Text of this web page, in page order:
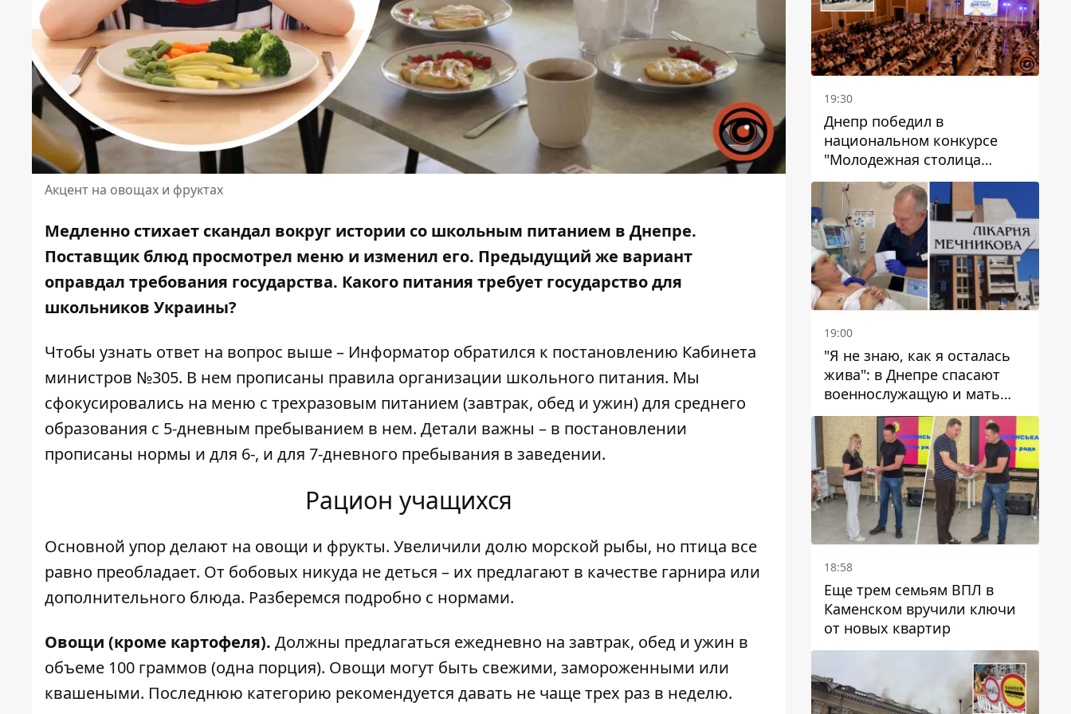
Акцент на овощах и фруктах
Медленно стихает скандал вокруг истории со школьным питанием в Днепре.
Поставщик блюд просмотрел меню и изменил его. Предыдущий же вариант
оправдал требования государства. Какого питания требует государство для
школьников Украины?
Чтобы узнать ответ на вопрос выше – Информатор обратился к постановлению Кабинета
министров №305. В нем прописаны правила организации школьного питания. Мы
сфокусировались на меню с трехразовым питанием (завтрак, обед и ужин) для среднего
образования с 5-дневным пребыванием в нем. Детали важны – в постановлении
прописаны нормы и для 6-, и для 7-дневного пребывания в заведении.
Рацион учащихся
Основной упор делают на овощи и фрукты. Увеличили долю морской рыбы, но птица все
равно преобладает. От бобовых никуда не деться – их предлагают в качестве гарнира или
дополнительного блюда. Разберемся подробно с нормами.
Овощи (кроме картофеля). Должны предлагаться ежедневно на завтрак, обед и ужин в
объеме 100 граммов (одна порция). Овощи могут быть свежими, замороженными или
квашеными. Последнюю категорию рекомендуется давать не чаще трех раз в неделю.
19:30
Днепр победил в
национальном конкурсе
"Молодежная столица
Украины – 2026"
19:00
"Я не знаю, как я осталась
жива": в Днепре спасают
военнослужащую и мать
четверых детей, которую
ранил КАБ
18:58
Еще трем семьям ВПЛ в
Каменском вручили ключи
от новых квартир